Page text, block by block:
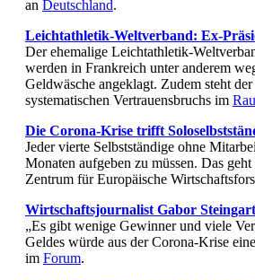
an Deutschland.
Leichtathletik-Weltverband: Ex-
Der ehemalige Leichtathletik-
werden in Frankreich unter anderem
Geldwäsche angeklagt. Zudem steht
systematischen Vertrauensbruchs im
Die Corona-Krise trifft
Jeder vierte Selbstständige ohne
Monaten aufgeben zu müssen. Das
Zentrum für Europäische
Wirtschaftsjournalist Gabor
„Es gibt wenige Gewinner und viele
Geldes würde aus der Corona-Krise
im Forum.